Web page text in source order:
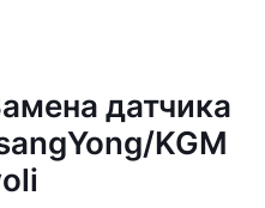
датчика
KGM